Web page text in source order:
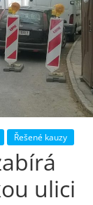
Řešené kauzy
ulici